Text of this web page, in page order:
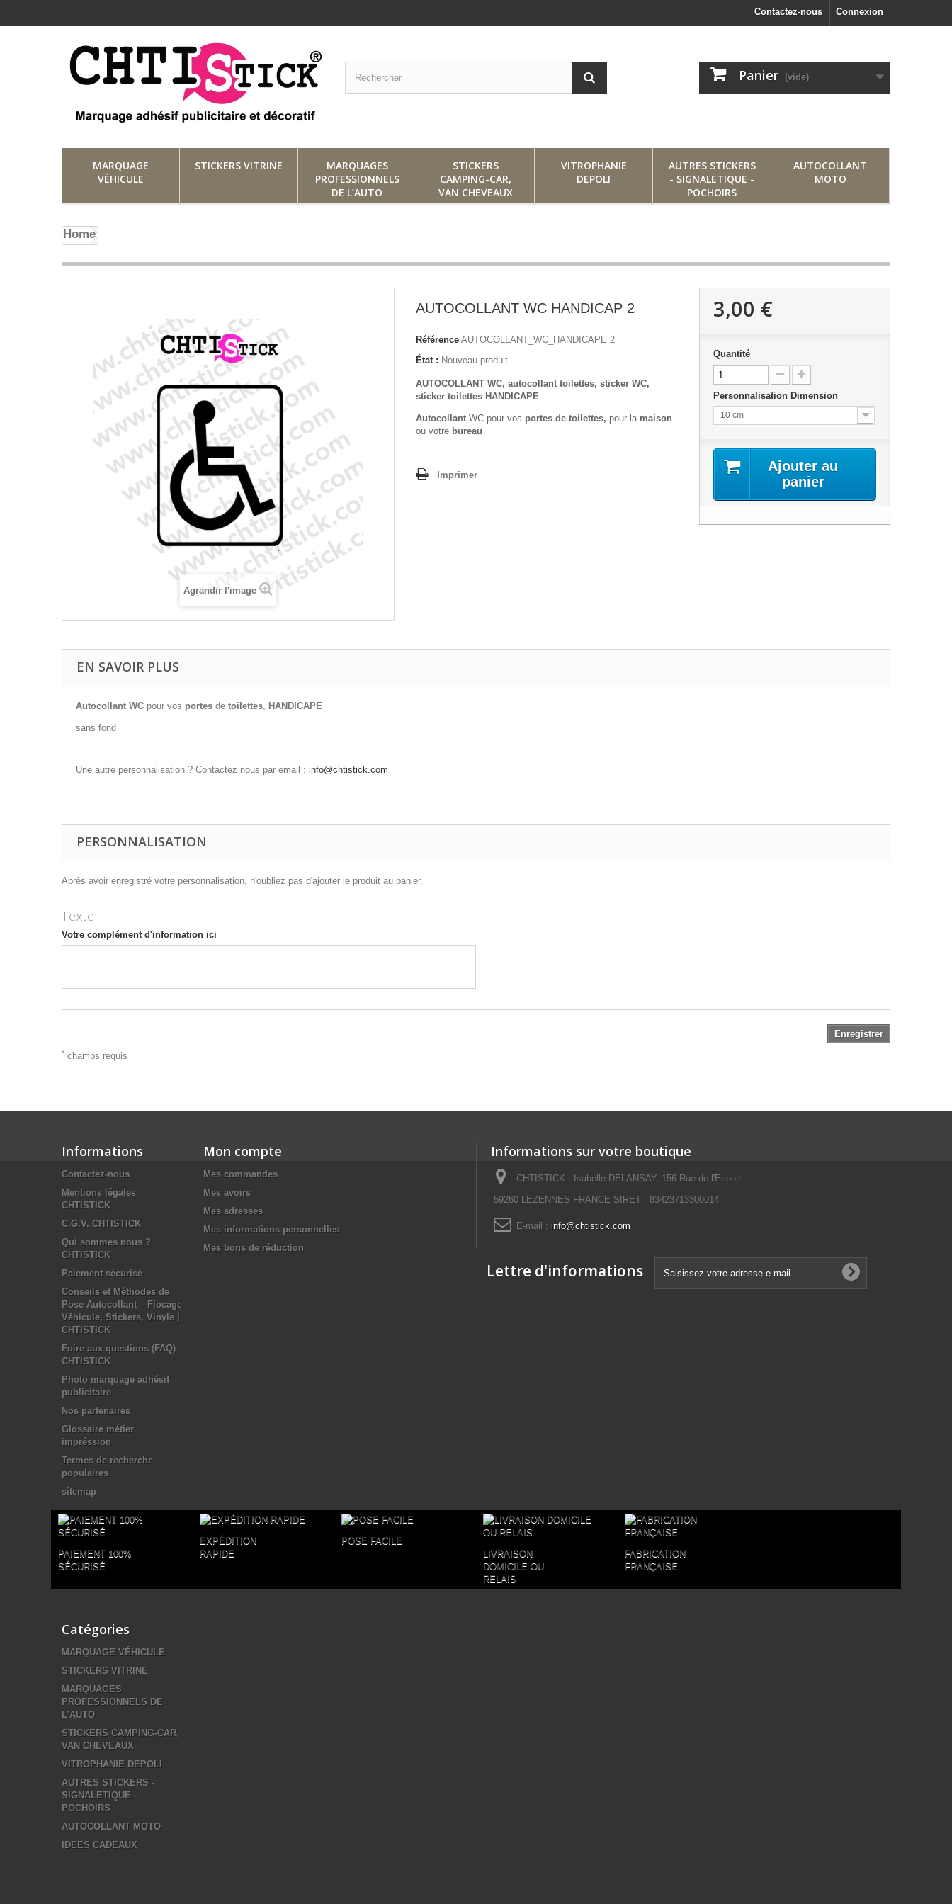
Connexion
Contactez-nous
Panier (vide)
MARQUAGE
VÉHICULE
STICKERS VITRINE
MARQUAGES
PROFESSIONNELS
DE L’AUTO
STICKERS
CAMPING-CAR,
VAN CHEVEAUX
VITROPHANIE
DEPOLI
AUTRES STICKERS
- SIGNALETIQUE -
POCHOIRS
AUTOCOLLANT
MOTO
Home
Agrandir l'image
AUTOCOLLANT WC HANDICAP 2
Référence AUTOCOLLANT_WC_HANDICAPE 2
État : Nouveau produit
AUTOCOLLANT WC, autocollant toilettes, sticker WC,
sticker toilettes HANDICAPE
Autocollant WC pour vos portes de toilettes, pour lamaison
ou votre bureau
Imprimer
3,00 €
Quantité
Personnalisation Dimension
10 cm
Ajouter au
panier
EN SAVOIR PLUS
Autocollant WC pour vos portes de toilettes, HANDICAPE
sans fond
Une autre personnalisation ? Contactez nous par email : info@chtistick.com
PERSONNALISATION
Après avoir enregistré votre personnalisation, n'oubliez pas d'ajouter le produit au panier.
Texte
Votre complément d'information ici
Enregistrer
* champs requis
Informations
Contactez-nous
Mentions légales
CHTISTICK
C.G.V. CHTISTICK
Qui sommes nous ?
CHTISTICK
Paiement sécurisé
Conseils et Méthodes de
Pose Autocollant – Flocage
Véhicule, Stickers, Vinyle |
CHTISTICK
Foire aux questions (FAQ)
CHTISTICK
Photo marquage adhésif
publicitaire
Nos partenaires
Glossaire métier
impréssion
Termes de recherche
populaires
sitemap
Mon compte
Mes commandes
Mes avoirs
Mes adresses
Mes informations personnelles
Mes bons de réduction
Informations sur votre boutique
CHTISTICK - Isabelle DELANSAY, 156 Rue de l'Espoir
59260 LEZENNES FRANCE SIRET : 83423713300014
E-mail : info@chtistick.com
Lettre d'informations
PAIEMENT 100%
SÉCURISÉ
EXPÉDITION
RAPIDE
POSE FACILE
LIVRAISON
DOMICILE OU
RELAIS
FABRICATION
FRANÇAISE
Catégories
MARQUAGE VÉHICULE
STICKERS VITRINE
MARQUAGES
PROFESSIONNELS DE
L’AUTO
STICKERS CAMPING-CAR,
VAN CHEVEAUX
VITROPHANIE DEPOLI
AUTRES STICKERS -
SIGNALETIQUE -
POCHOIRS
AUTOCOLLANT MOTO
IDEES CADEAUX